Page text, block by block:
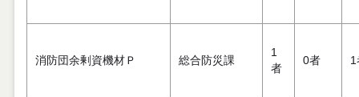
消防団余剰資機材Ｐ 総合防災課
1
者
0者 1